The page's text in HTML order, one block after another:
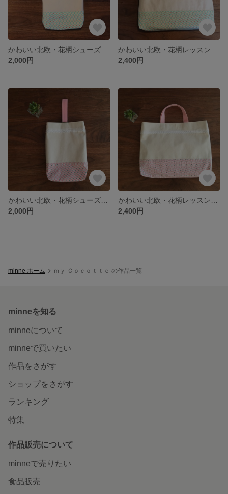
2,000円
2,400円
2,000円
2,400円
minne ホーム ｍｙ Ｃｏｃｏｔｔｅ の作品一覧
minneを知る
minneについて
minneで買いたい
作品をさがす
ショップをさがす
ランキング
特集
作品販売について
minneで売りたい
食品販売